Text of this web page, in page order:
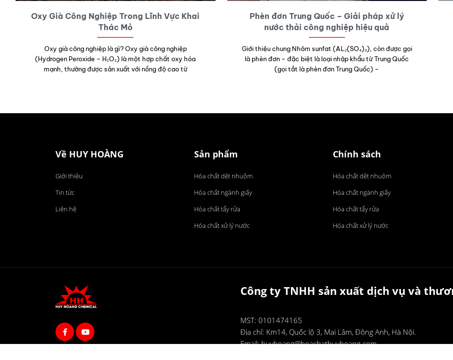
Oxy Già Công Nghiệp Trong Lĩnh Vực Khai
Thác Mỏ
Oxy già công nghiệp là gì? Oxy già công nghiệp
(Hydrogen Peroxide – H₂O₂) là một hợp chất oxy hóa
mạnh, thường được sản xuất với nồng độ cao từ
Phèn đơn Trung Quốc – Giải pháp xử lý
nước thải công nghiệp hiệu quả
Giới thiệu chung Nhôm sunfat (AL₂(SO₄)₃), còn được gọi
là phèn đơn – đặc biệt là loại nhập khẩu từ Trung Quốc
(gọi tắt là phèn đơn Trung Quốc) –
Về HUY HOÀNG
Giới thiệu
Tin tức
Liên hệ
Sản phẩm
Hóa chất dệt nhuộm
Hóa chất ngành giấy
Hóa chất tẩy rửa
Hóa chất xử lý nước
Chính sách
Hóa chất dệt nhuộm
Hóa chất ngành giấy
Hóa chất tẩy rửa
Hóa chất xử lý nước
Công ty TNHH sản xuất dịch vụ và
MST: 0101474165
Địa chỉ: Km14, Quốc lộ 3, Mai Lâm, Đông Anh, Hà Nội.
Email:huyhoang@hoachathuyhoang.com